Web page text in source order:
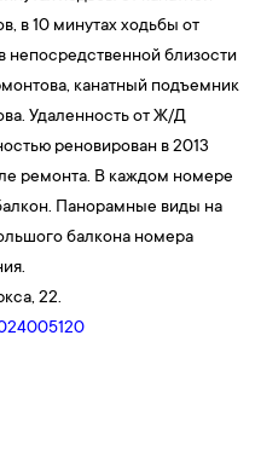
в 10 минутах ходьбы от
непосредственной близости
канатный подъемник
Удаленность от Ж/Д
реновирован в 2013
ремонта. В каждом номере
Панорамные виды на
балкона номера
22.